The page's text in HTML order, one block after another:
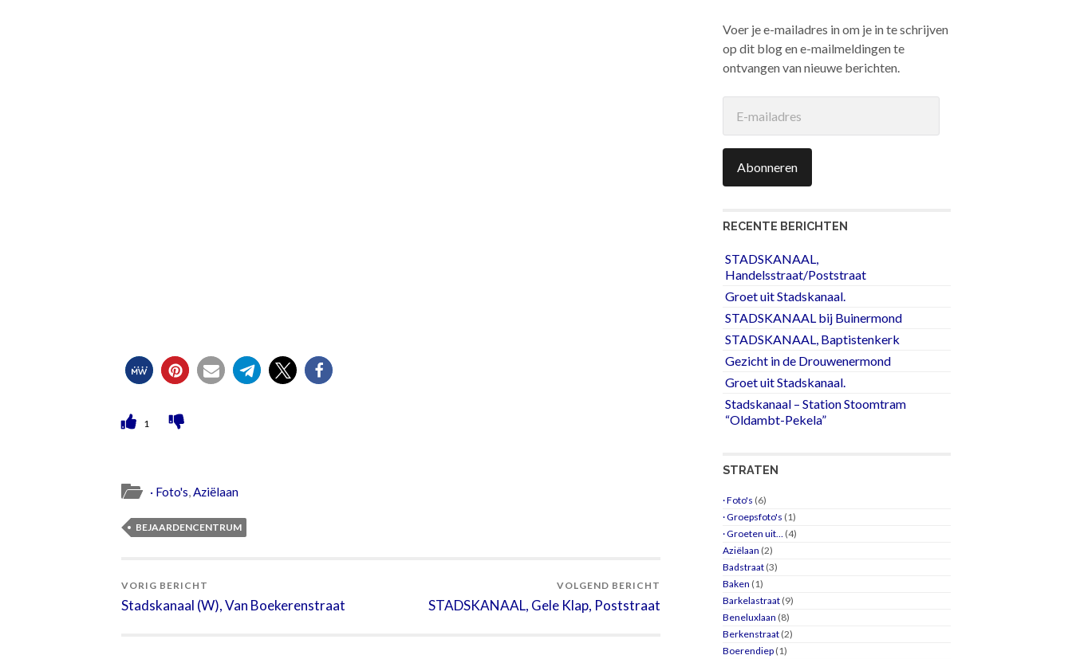
1
· Foto's,Aziëlaan
BEJAARDENCENTRUM
VORIG BERICHT
Stadskanaal (W), Van Boekerenstraat
VOLGEND BERICHT
STADSKANAAL, Gele Klap, Poststraat
Voer je e-mailadres in om je in te schrijven
op dit blog en e-mailmeldingen te
ontvangen van nieuwe berichten.
mailadres
Abonneren
RECENTE BERICHTEN
STADSKANAAL,
Handelsstraat/Poststraat
Groet uit Stadskanaal.
STADSKANAAL bij Buinermond
STADSKANAAL, Baptistenkerk
Gezicht in de Drouwenermond
Groet uit Stadskanaal.
Stadskanaal – Station Stoomtram
“Oldambt-Pekela”
STRATEN
· Foto's (6)
· Groepsfoto's (1)
· Groeten uit… (4)
Aziëlaan (2)
Badstraat (3)
Baken (1)
Barkelastraat (9)
Beneluxlaan (8)
Berkenstraat (2)
Boerendiep (1)